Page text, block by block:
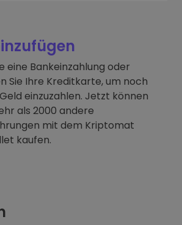
eine Bankeinzahlung oder
Sie Ihre Kreditkarte, um noch
einzuzahlen. Jetzt können
als 2000 andere
mit dem Kriptomat
kaufen.